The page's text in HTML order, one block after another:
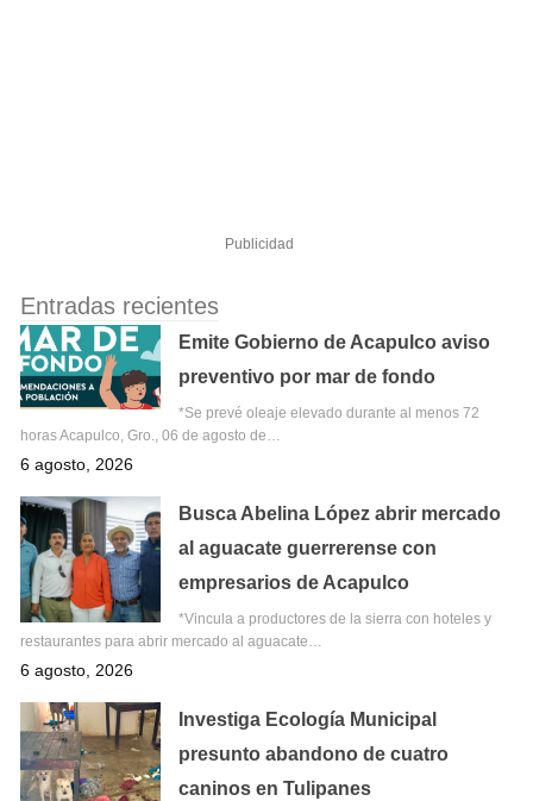
Publicidad
Entradas recientes
Emite Gobierno de Acapulco aviso
preventivo por mar de fondo
*Se prevé oleaje elevado durante al menos 72
horas Acapulco, Gro., 06 de agosto de…
6 agosto, 2026
Busca Abelina López abrir mercado
al aguacate guerrerense con
empresarios de Acapulco
*Vincula a productores de la sierra con hoteles y
restaurantes para abrir mercado al aguacate…
6 agosto, 2026
Investiga Ecología Municipal
presunto abandono de cuatro
caninos en Tulipanes